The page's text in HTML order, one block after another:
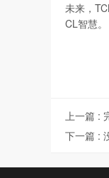
未来，
CL智慧。
上一篇 :
下一篇 :